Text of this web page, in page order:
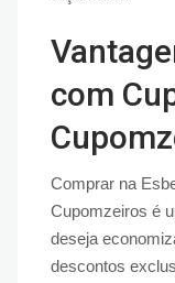
com
Comprar na
Cupomzeiros é
deseja
descontos